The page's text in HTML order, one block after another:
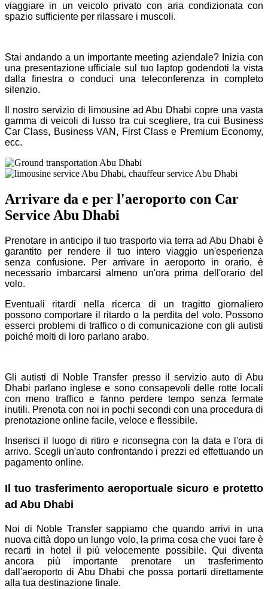
viaggiare in un veicolo privato con aria condizionata con
spazio sufficiente per rilassare i muscoli.
Stai andando a un importante meeting aziendale? Inizia con
una presentazione ufficiale sul tuo laptop godendoti la vista
dalla finestra o conduci una teleconferenza in completo
silenzio.
Il nostro servizio di limousine ad Abu Dhabi copre una vasta
gamma di veicoli di lusso tra cui scegliere, tra cui Business
Car Class, Business VAN, First Class e Premium Economy,
ecc.
Arrivare da e per l'aeroporto con Car
Service Abu Dhabi
Prenotare in anticipo il tuo trasporto via terra ad Abu Dhabi è
garantito per rendere il tuo intero viaggio un'esperienza
senza confusione. Per arrivare in aeroporto in orario, è
necessario imbarcarsi almeno un'ora prima dell'orario del
volo.
Eventuali ritardi nella ricerca di un tragitto giornaliero
possono comportare il ritardo o la perdita del volo. Possono
esserci problemi di traffico o di comunicazione con gli autisti
poiché molti di loro parlano arabo.
Gli autisti di Noble Transfer presso il servizio auto di Abu
Dhabi parlano inglese e sono consapevoli delle rotte locali
con meno traffico e fanno perdere tempo senza fermate
inutili. Prenota con noi in pochi secondi con una procedura di
prenotazione online facile, veloce e flessibile.
Inserisci il luogo di ritiro e riconsegna con la data e l'ora di
arrivo. Scegli un'auto confrontando i prezzi ed effettuando un
pagamento online.
Il tuo trasferimento aeroportuale sicuro e protetto
ad Abu Dhabi
Noi di Noble Transfer sappiamo che quando arrivi in ​​una
nuova città dopo un lungo volo, la prima cosa che vuoi fare è
recarti in hotel il più velocemente possibile. Qui diventa
ancora più importante prenotare un trasferimento
dall'aeroporto di Abu Dhabi che possa portarti direttamente
alla tua destinazione finale.